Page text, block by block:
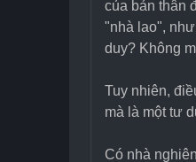
của bản thân
"nhà lao",
duy? Không
Tuy nhiên,
mà là một tư
Có nhà